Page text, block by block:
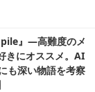
』―高難度のメ
きにオススメ。AI
も深い物語を考察